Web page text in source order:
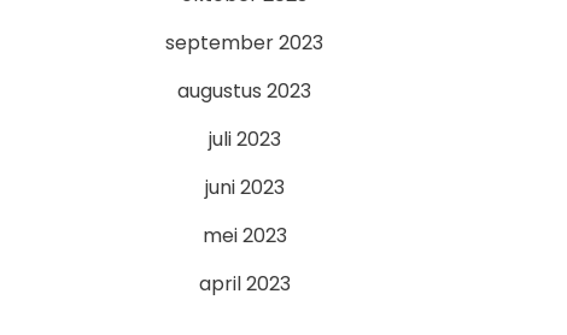
september 2023
augustus 2023
juli 2023
juni 2023
mei 2023
april 2023